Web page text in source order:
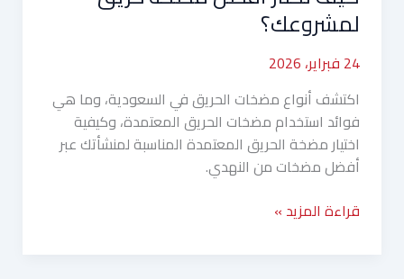
لمشروعك؟
24 فبراير، 2026
اكتشف أنواع مضخات الحريق في السعودية، وما هي
فوائد استخدام مضخات الحريق المعتمدة، وكيفية
اختيار مضخة الحريق المعتمدة المناسبة لمنشأتك عبر
أفضل مضخات من النهدي.
قراءة المزيد »